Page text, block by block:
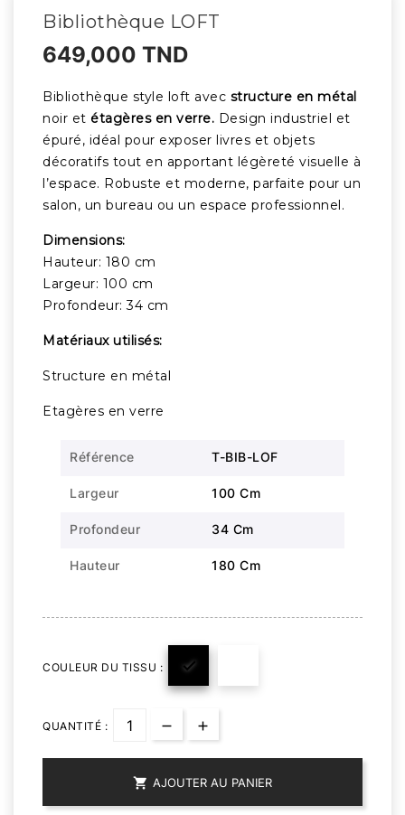
Bibliothèque LOFT
649,000 TND
Bibliothèque style loft avec structure en métal
noir et étagères en verre. Design industriel et
épuré, idéal pour exposer livres et objets
décoratifs tout en apportant légèreté visuelle à
l’espace. Robuste et moderne, parfaite pour un
salon, un bureau ou un espace professionnel.
Dimensions:
Hauteur: 180 cm
Largeur: 100 cm
Profondeur: 34 cm
Matériaux utilisés:
Structure en métal
Etagères en verre
Référence T-BIB-LOF
Largeur 100 Cm
Profondeur 34 Cm
Hauteur 180 Cm
COULEUR DU TISSU : 
QUANTITÉ :
 AJOUTER AU PANIER